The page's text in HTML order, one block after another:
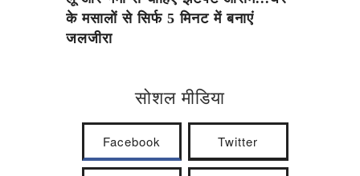
के मसालों से सिर्फ 5 मिनट में बनाएं
जलजीरा
सोशल मीडिया
Facebook Twitter